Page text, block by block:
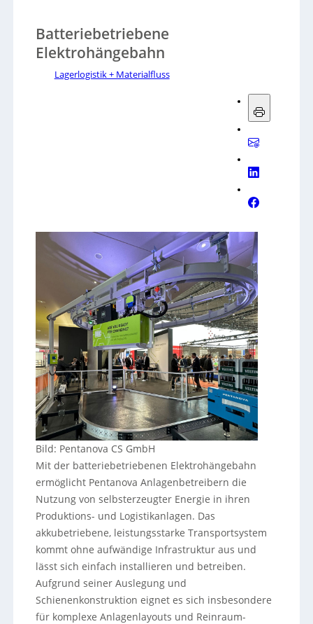
Batteriebetriebene
Elektrohängebahn
Lagerlogistik + Materialfluss
Bild: Pentanova CS GmbH
Mit der batteriebetriebenen Elektrohängebahn
ermöglicht Pentanova Anlagenbetreibern die
Nutzung von selbsterzeugter Energie in ihren
Produktions- und Logistikanlagen. Das
akkubetriebene, leistungsstarke Transportsystem
kommt ohne aufwändige Infrastruktur aus und
lässt sich einfach installieren und betreiben.
Aufgrund seiner Auslegung und
Schienenkonstruktion eignet es sich insbesondere
für komplexe Anlagenlayouts und Reinraum-